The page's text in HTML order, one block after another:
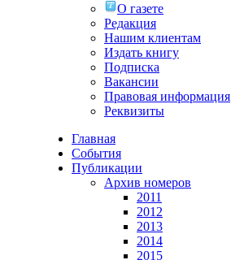
О газете
Редакция
Нашим клиентам
Издать книгу
Подписка
Вакансии
Правовая информация
Реквизиты
Главная
События
Публикации
Архив номеров
2011
2012
2013
2014
2015